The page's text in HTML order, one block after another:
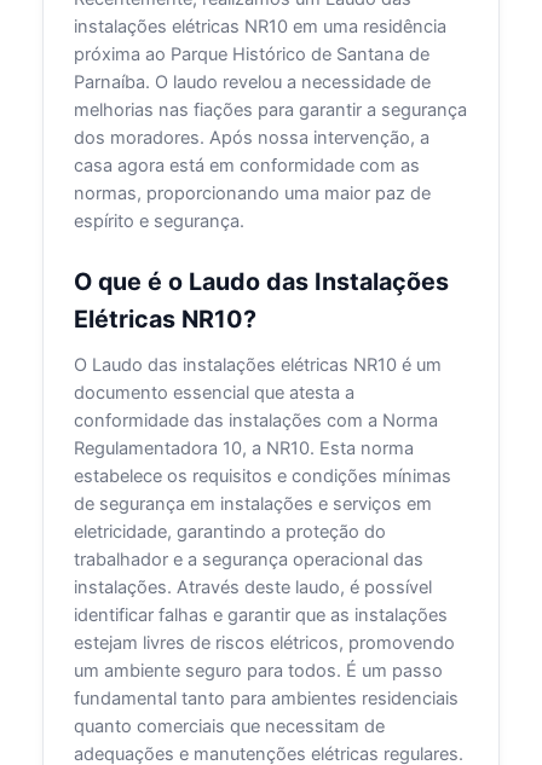
instalações elétricas NR10 em uma residência
próxima ao Parque Histórico de Santana de
Parnaíba. O laudo revelou a necessidade de
melhorias nas fiações para garantir a segurança
dos moradores. Após nossa intervenção, a
casa agora está em conformidade com as
normas, proporcionando uma maior paz de
espírito e segurança.
O que é o Laudo das Instalações
Elétricas NR10?
O Laudo das instalações elétricas NR10 é um
documento essencial que atesta a
conformidade das instalações com a Norma
Regulamentadora 10, a NR10. Esta norma
estabelece os requisitos e condições mínimas
de segurança em instalações e serviços em
eletricidade, garantindo a proteção do
trabalhador e a segurança operacional das
instalações. Através deste laudo, é possível
identificar falhas e garantir que as instalações
estejam livres de riscos elétricos, promovendo
um ambiente seguro para todos. É um passo
fundamental tanto para ambientes residenciais
quanto comerciais que necessitam de
adequações e manutenções elétricas regulares.